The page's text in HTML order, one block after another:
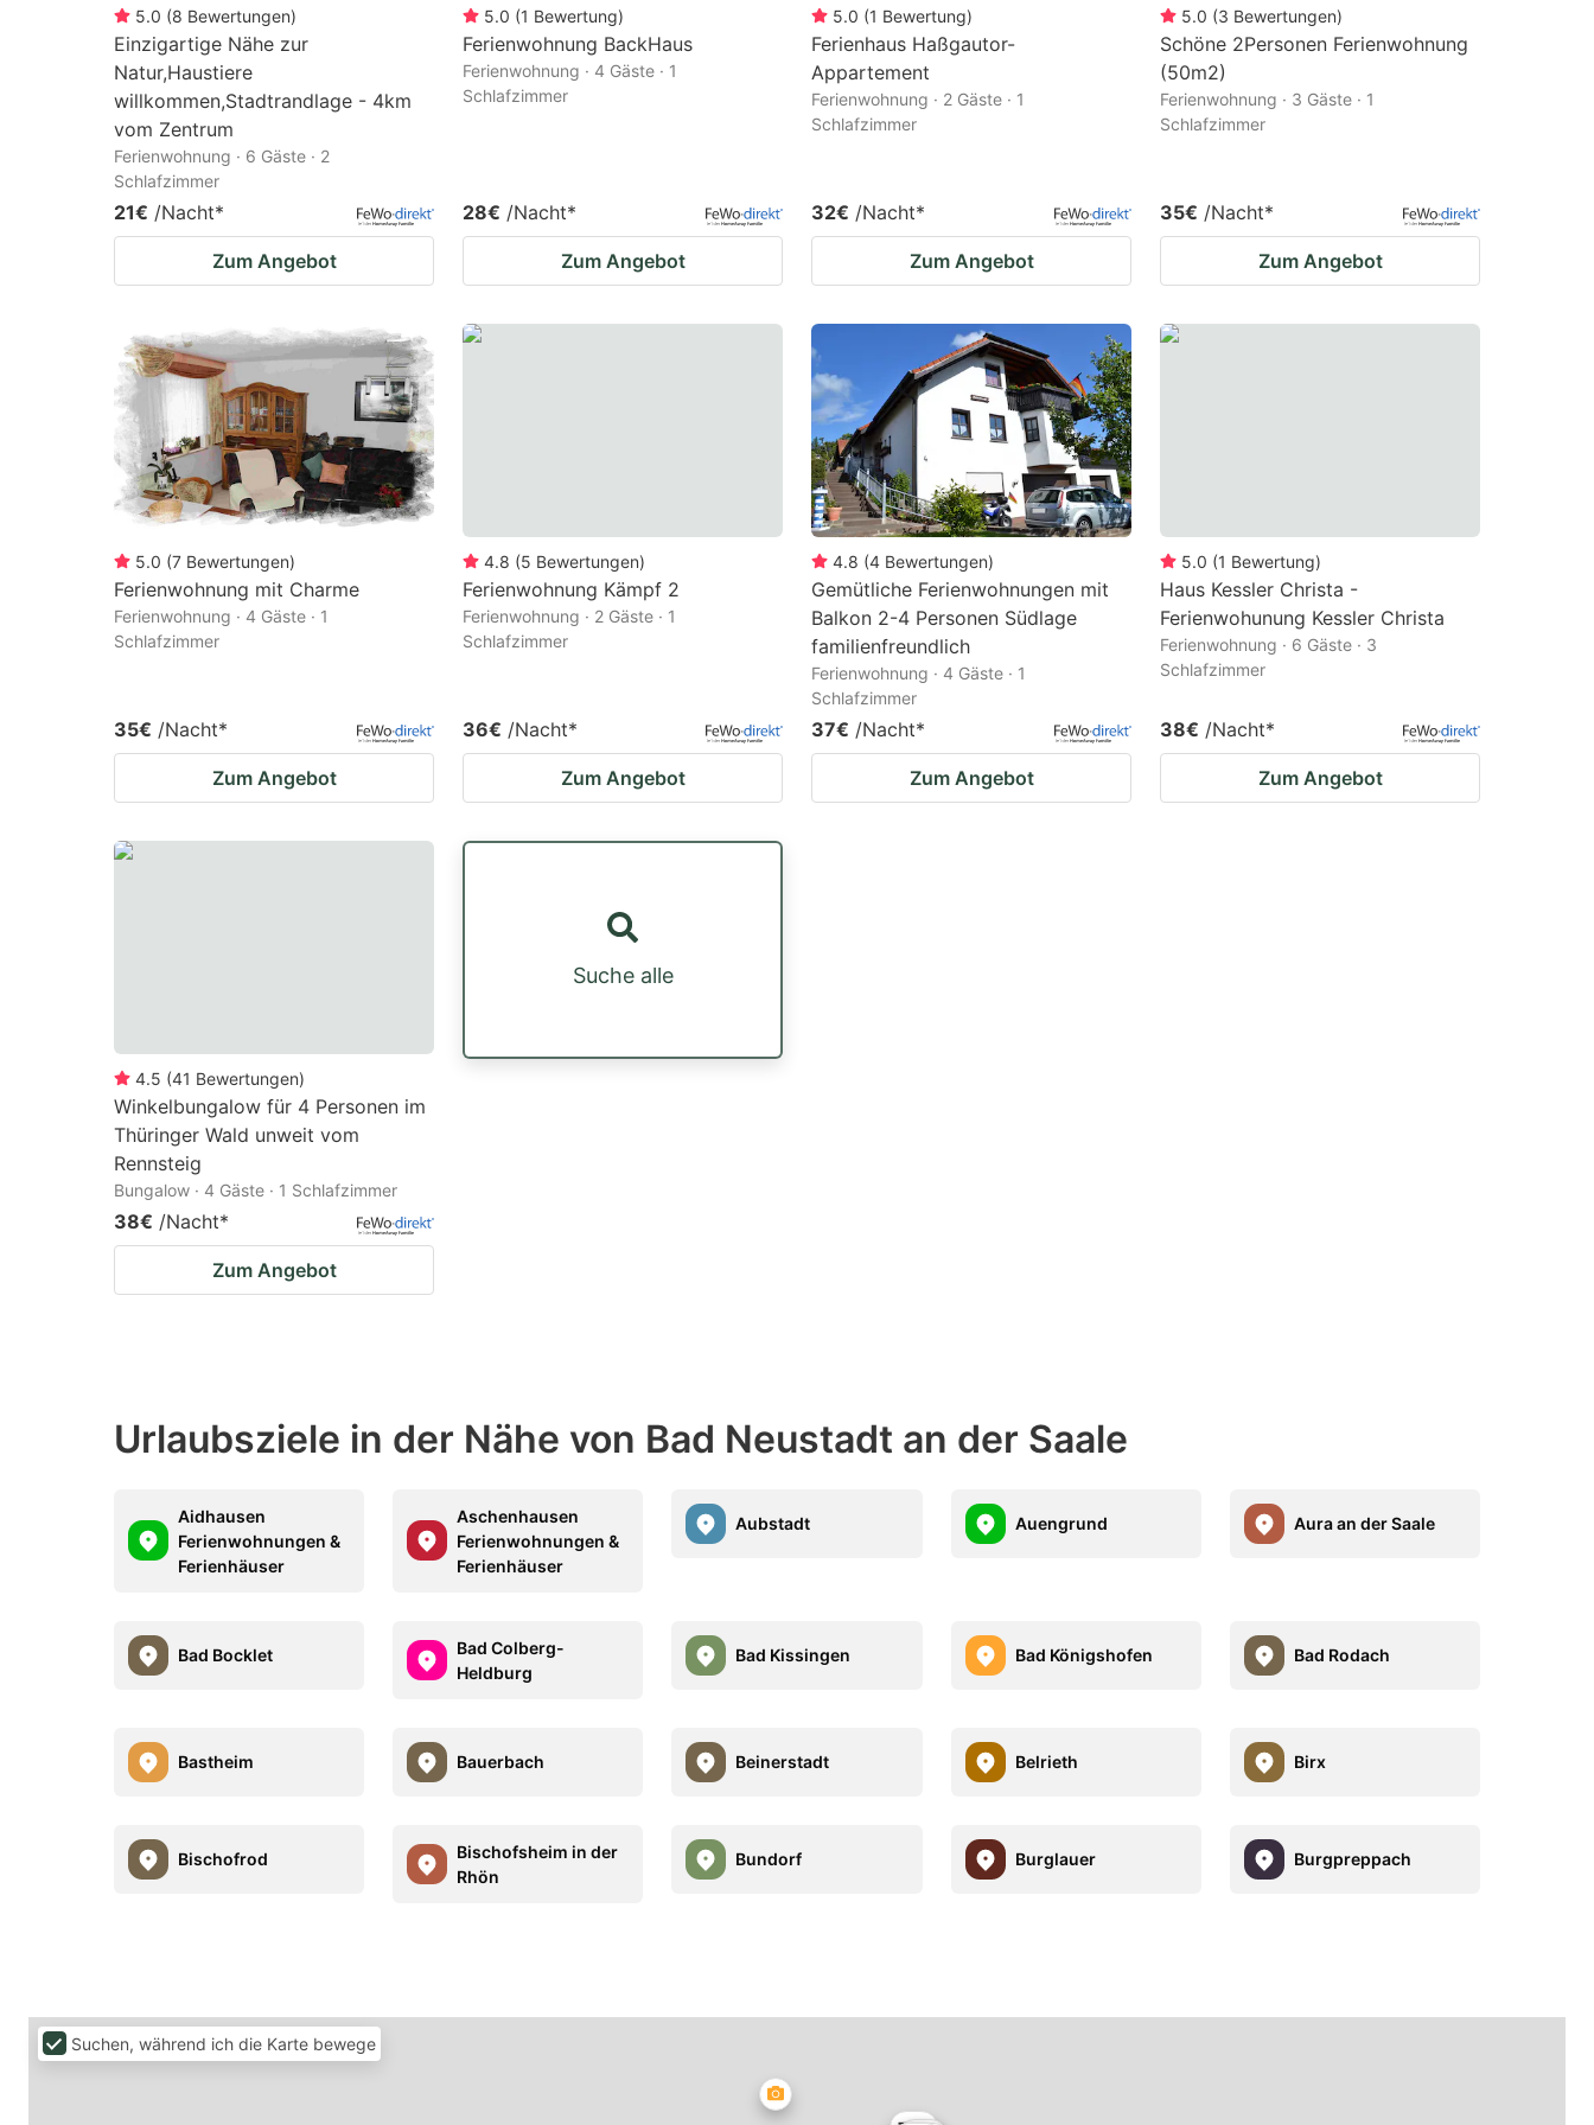
5.0 (8 Bewertungen)
Einzigartige Nähe zur
Natur,Haustiere
willkommen,Stadtrandlage - 4km
vom Zentrum
Ferienwohnung · 6 Gäste · 2
Schlafzimmer
21€ /Nacht*
Zum Angebot
5.0 (1 Bewertung)
Ferienwohnung BackHaus
Ferienwohnung · 4 Gäste · 1
Schlafzimmer
28€ /Nacht*
Zum Angebot
5.0 (1 Bewertung)
Ferienhaus Haßgautor-
Appartement
Ferienwohnung · 2 Gäste · 1
Schlafzimmer
32€ /Nacht*
Zum Angebot
5.0 (3 Bewertungen)
Schöne 2Personen Ferienwohnung
(50m2)
Ferienwohnung · 3 Gäste · 1
Schlafzimmer
35€ /Nacht*
Zum Angebot
5.0 (7 Bewertungen)
Ferienwohnung mit Charme
Ferienwohnung · 4 Gäste · 1
Schlafzimmer
35€ /Nacht*
Zum Angebot
4.8 (5 Bewertungen)
Ferienwohnung Kämpf 2
Ferienwohnung · 2 Gäste · 1
Schlafzimmer
36€ /Nacht*
Zum Angebot
4.8 (4 Bewertungen)
Gemütliche Ferienwohnungen mit
Balkon 2-4 Personen Südlage
familienfreundlich
Ferienwohnung · 4 Gäste · 1
Schlafzimmer
37€ /Nacht*
Zum Angebot
5.0 (1 Bewertung)
Haus Kessler Christa -
Ferienwohunung Kessler Christa
Ferienwohnung · 6 Gäste · 3
Schlafzimmer
38€ /Nacht*
Zum Angebot
4.5 (41 Bewertungen)
Winkelbungalow für 4 Personen im
Thüringer Wald unweit vom
Rennsteig
Bungalow · 4 Gäste · 1 Schlafzimmer
38€ /Nacht*
Zum Angebot
Suche alle
Urlaubsziele in der Nähe von Bad Neustadt an der Saale
Aidhausen
Ferienwohnungen &
Ferienhäuser
Aschenhausen
Ferienwohnungen &
Ferienhäuser
Aubstadt Auengrund Aura an der Saale
Bad Bocklet
Bad Colberg-
Heldburg
Bad Kissingen Bad Königshofen Bad Rodach
Bastheim Bauerbach Beinerstadt Belrieth Birx
Bischofrod
Bischofsheim in der
Rhön
Bundorf Burglauer Burgpreppach
Suchen, während ich die Karte bewege